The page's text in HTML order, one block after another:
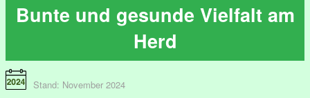
Bunte und gesunde Vielfalt am
Herd
Stand: November 2024